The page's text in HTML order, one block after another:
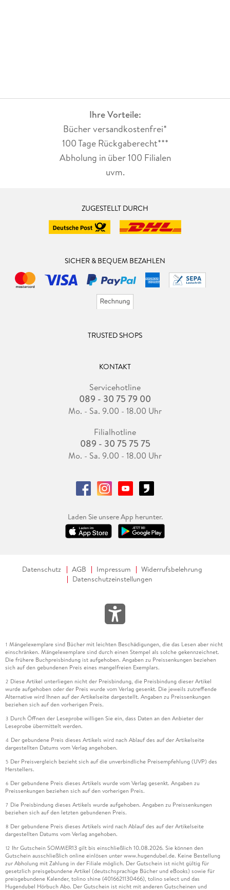
Ihre Vorteile:
Bücher versandkostenfrei*
100 Tage Rückgaberecht***
Abholung in über 100 Filialen
uvm.
ZUGESTELLT DURCH
SICHER & BEQUEM BEZAHLEN
TRUSTED SHOPS
KONTAKT
Servicehotline
089 - 30 75 79 00
Mo. - Sa. 9.00 - 18.00 Uhr
Filialhotline
089 - 30 75 75 75
Mo. - Sa. 9.00 - 18.00 Uhr
Laden Sie unsere App herunter.
Datenschutz AGB Impressum
Widerrufsbelehrung
Datenschutzeinstellungen
1 Mängelexemplare sind Bücher mit leichten Beschädigungen, die das Lesen aber nicht
einschränken. Mängelexemplare sind durch einen Stempel als solche gekennzeichnet.
Die frühere Buchpreisbindung ist aufgehoben. Angaben zu Preissenkungen beziehen
sich auf den gebundenen Preis eines mangelfreien Exemplars.
2 Diese Artikel unterliegen nicht der Preisbindung, die Preisbindung dieser Artikel
wurde aufgehoben oder der Preis wurde vom Verlag gesenkt. Die jeweils zutreffende
Alternative wird Ihnen auf der Artikelseite dargestellt. Angaben zu Preissenkungen
beziehen sich auf den vorherigen Preis.
3 Durch Öffnen der Leseprobe willigen Sie ein, dass Daten an den Anbieter der
Leseprobe übermittelt werden.
4 Der gebundene Preis dieses Artikels wird nach Ablauf des auf der Artikelseite
dargestellten Datums vom Verlag angehoben.
5 Der Preisvergleich bezieht sich auf die unverbindliche Preisempfehlung (UVP) des
Herstellers.
6 Der gebundene Preis dieses Artikels wurde vom Verlag gesenkt. Angaben zu
Preissenkungen beziehen sich auf den vorherigen Preis.
7 Die Preisbindung dieses Artikels wurde aufgehoben. Angaben zu Preissenkungen
beziehen sich auf den letzten gebundenen Preis.
8 Der gebundene Preis dieses Artikels wird nach Ablauf des auf der Artikelseite
dargestellten Datums vom Verlag angehoben.
12 Ihr Gutschein SOMMER13 gilt bis einschließlich 10.08.2026. Sie können den
Gutschein ausschließlich online einlösen unter www.hugendubel.de. Keine Bestellung
zur Abholung mit Zahlung in der Filiale möglich. Der Gutschein ist nicht gültig für
gesetzlich preisgebundene Artikel (deutschsprachige Bücher und eBooks) sowie für
preisgebundene Kalender, tolino shine (4016621130466), tolino select und das
Hugendubel Hörbuch Abo. Der Gutschein ist nicht mit anderen Gutscheinen und